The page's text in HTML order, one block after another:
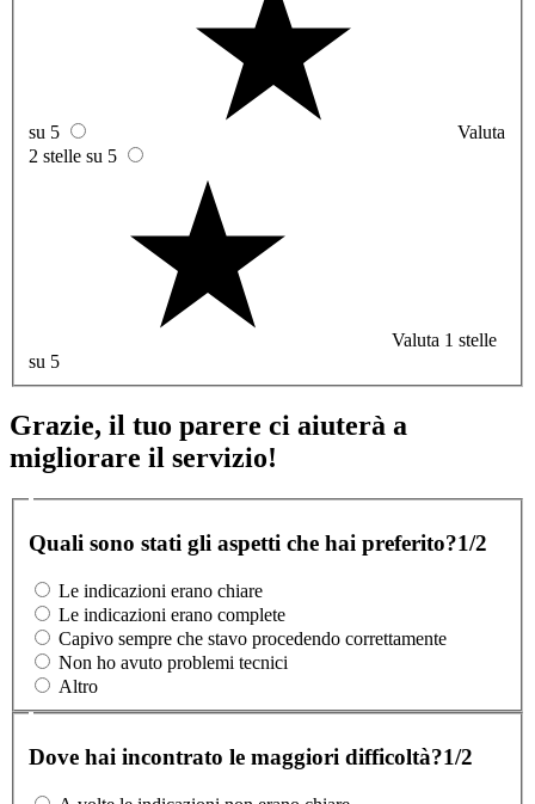
su 5
Valuta
2 stelle su 5
Valuta 1 stelle
su 5
Grazie, il tuo parere ci aiuterà a
migliorare il servizio!
Quali sono stati gli aspetti che hai preferito?1/2
Le indicazioni erano chiare
Le indicazioni erano complete
Capivo sempre che stavo procedendo correttamente
Non ho avuto problemi tecnici
Altro
Dove hai incontrato le maggiori difficoltà?1/2